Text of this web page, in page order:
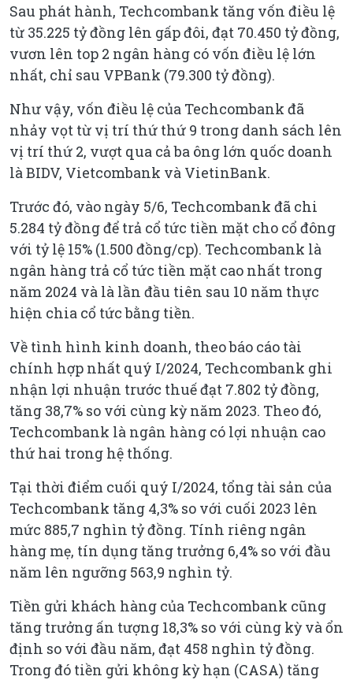
Sau phát hành, Techcombank tăng vốn điều lệ
từ 35.225 tỷ đồng lên gấp đôi, đạt 70.450 tỷ đồng,
vươn lên top 2 ngân hàng có vốn điều lệ lớn
nhất, chỉ sau VPBank (79.300 tỷ đồng).
Như vậy, vốn điều lệ của Techcombank đã
nhảy vọt từ vị trí thứ thứ 9 trong danh sách lên
vị trí thứ 2, vượt qua cả ba ông lớn quốc doanh
là BIDV, Vietcombank và VietinBank.
Trước đó, vào ngày 5/6, Techcombank đã chi
5.284 tỷ đồng để trả cổ tức tiền mặt cho cổ đông
với tỷ lệ 15% (1.500 đồng/cp). Techcombank là
ngân hàng trả cổ tức tiền mặt cao nhất trong
năm 2024 và là lần đầu tiên sau 10 năm thực
hiện chia cổ tức bằng tiền.
Về tình hình kinh doanh, theo báo cáo tài
chính hợp nhất quý I/2024, Techcombank ghi
nhận lợi nhuận trước thuế đạt 7.802 tỷ đồng,
tăng 38,7% so với cùng kỳ năm 2023. Theo đó,
Techcombank là ngân hàng có lợi nhuận cao
thứ hai trong hệ thống.
Tại thời điểm cuối quý I/2024, tổng tài sản của
Techcombank tăng 4,3% so với cuối 2023 lên
mức 885,7 nghìn tỷ đồng. Tính riêng ngân
hàng mẹ, tín dụng tăng trưởng 6,4% so với đầu
năm lên ngưỡng 563,9 nghìn tỷ.
Tiền gửi khách hàng của Techcombank cũng
tăng trưởng ấn tượng 18,3% so với cùng kỳ và ổn
định so với đầu năm, đạt 458 nghìn tỷ đồng.
Trong đó tiền gửi không kỳ hạn (CASA) tăng